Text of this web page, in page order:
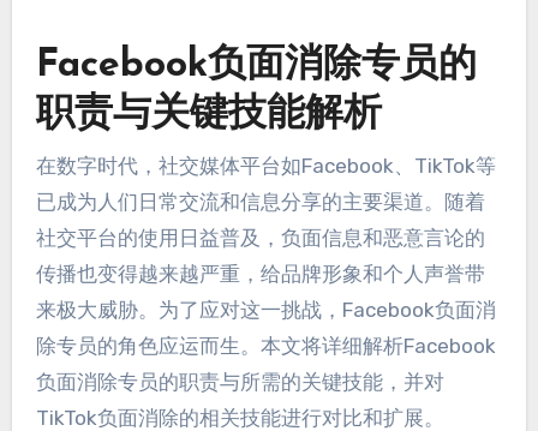
Facebook负面消除专员的
职责与关键技能解析
在数字时代，社交媒体平台如Facebook、TikTok等
已成为人们日常交流和信息分享的主要渠道。随着
社交平台的使用日益普及，负面信息和恶意言论的
传播也变得越来越严重，给品牌形象和个人声誉带
来极大威胁。为了应对这一挑战，Facebook负面消
除专员的角色应运而生。本文将详细解析Facebook
负面消除专员的职责与所需的关键技能，并对
TikTok负面消除的相关技能进行对比和扩展。